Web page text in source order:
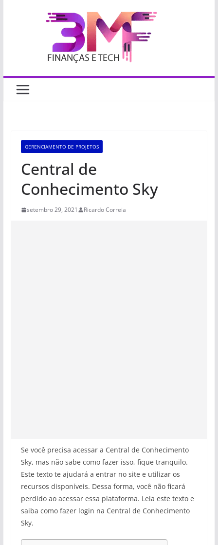
GERENCIAMENTO DE PROJETOS
Central de
Conhecimento Sky
setembro 29, 2021 Ricardo Correia
Se você precisa acessar a Central de Conhecimento
Sky, mas não sabe como fazer isso, fique tranquilo.
Este texto te ajudará a entrar no site e utilizar os
recursos disponíveis. Dessa forma, você não ficará
perdido ao acessar essa plataforma. Leia este texto e
saiba como fazer login na Central de Conhecimento
Sky.